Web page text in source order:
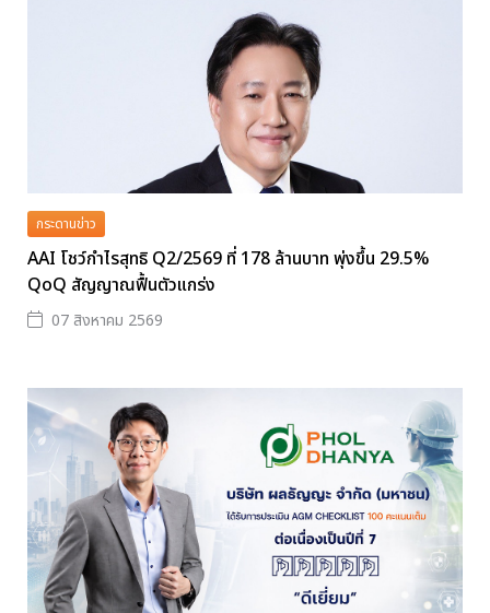
กระดานข่าว
AAI โชว์กำไรสุทธิ Q2/2569 ที่ 178 ล้านบาท พุ่งขึ้น 29.5%
QoQ สัญญาณฟื้นตัวแกร่ง
07 สิงหาคม 2569